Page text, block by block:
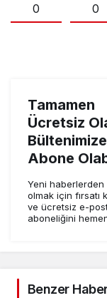
0 0
Tamamen
Ücretsiz
Bültenimize
Abone
Yeni
olmak için fırsatı
ve ücretsiz e-
aboneliğini
Benzer